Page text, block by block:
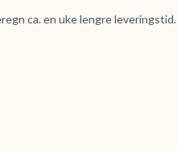
ca. en uke lengre leveringstid.